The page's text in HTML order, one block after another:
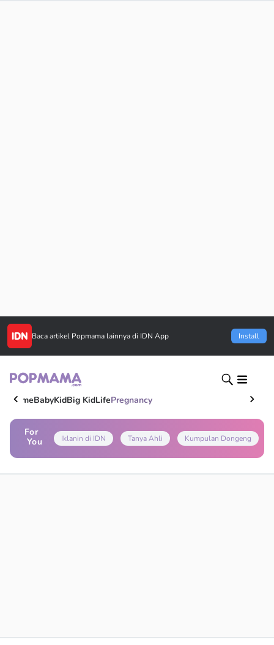
Baca artikel Popmama lainnya di IDN App Install
HomeBabyKidBig KidLifePregnancy
For
You
Iklanin di IDN Tanya Ahli Kumpulan Dongeng